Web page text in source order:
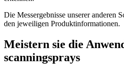
Die Messergebnisse unserer anderen
den jeweiligen Produktinformationen.
Meistern sie die
scanningsprays